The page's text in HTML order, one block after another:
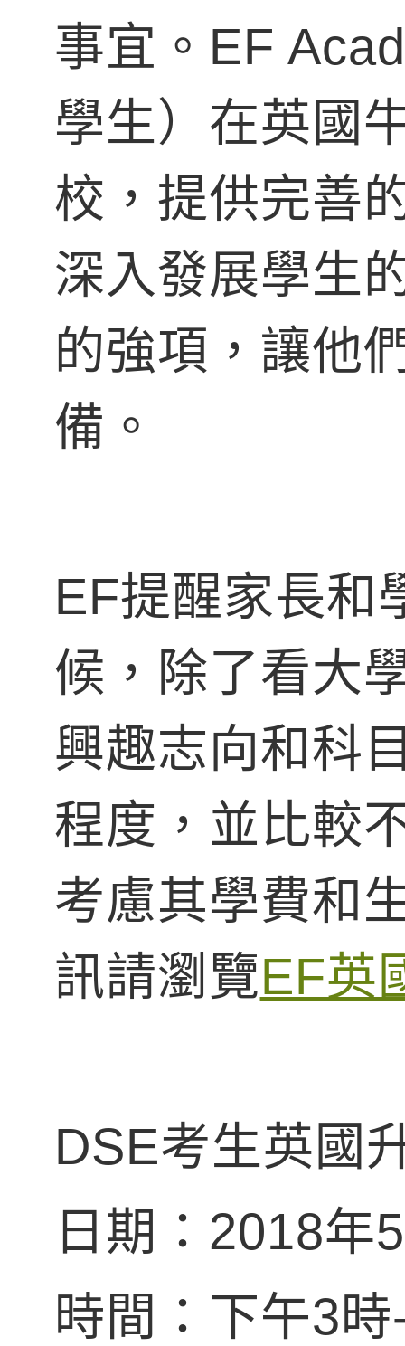
事宜。EF
學生）在英國
校，提供完善
深入發展學生
的強項，讓他
備。
EF提醒家長和
候，除了看大
興趣志向和科
程度，並比較
考慮其學費和
訊請瀏覽EF英
DSE考生英國
日期：2018年
時間：下午3